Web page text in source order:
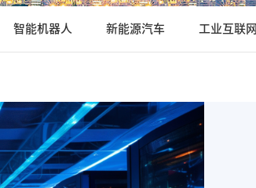
智能机器人 新能源汽车 工业互联网